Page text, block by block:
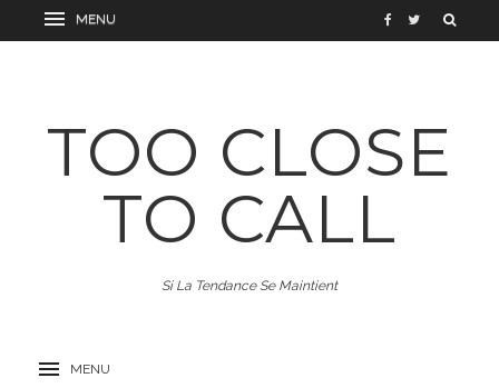
TOO CLOSE
TO CALL
Si La Tendance Se Maintient